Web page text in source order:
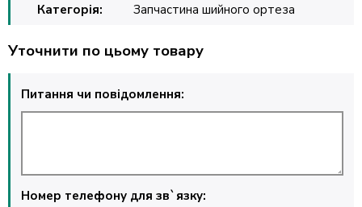
Категорія: Запчастина шийного ортеза
Уточнити по цьому товару
Питання чи повідомлення:
Номер телефону для зв`язку: